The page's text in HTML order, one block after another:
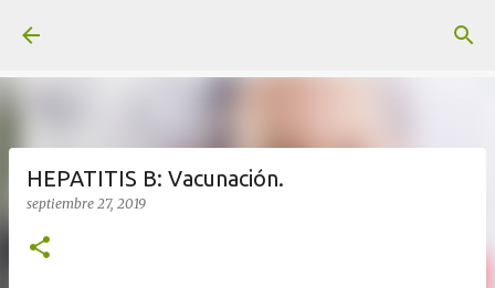
HEPATITIS B: Vacunación.
septiembre 27, 2019